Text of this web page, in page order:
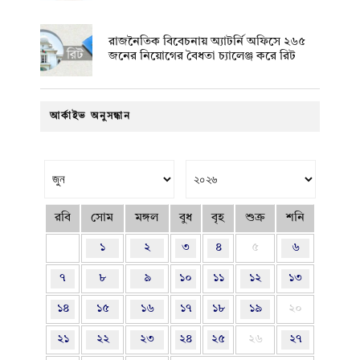
রাজনৈতিক বিবেচনায় অ‍্যাটর্নি অফিসে ২৬৫
জনের নিয়োগের বৈধতা চ্যালেঞ্জ করে রিট
আর্কাইভ অনুসন্ধান
রবি সোম মঙ্গল বুধ বৃহ শুক্র শনি
১ ২ ৩ ৪ ৫ ৬
৭ ৮ ৯ ১০ ১১ ১২ ১৩
১৪ ১৫ ১৬ ১৭ ১৮ ১৯ ২০
২১ ২২ ২৩ ২৪ ২৫ ২৬ ২৭